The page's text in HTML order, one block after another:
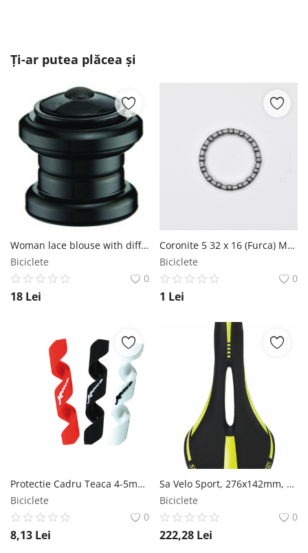
Ți-ar putea plăcea și
Woman lace blouse with different colors
Biciclete
0
18 Lei
Coronite 5 32 x 16 (Furca) MX Biciclete
Biciclete
0
1 Lei
Protectie Cadru Teaca 4-5mm Alb Alligator
Biciclete
0
8,13 Lei
Sa Velo Sport, 276x142mm, culoare negru galben fluo Velo
Biciclete
0
222,28 Lei